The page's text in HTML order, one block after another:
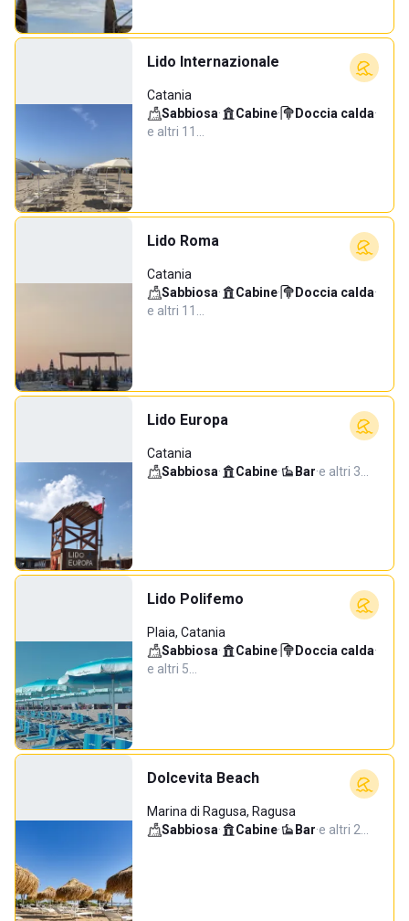
Lido Internazionale
Catania
Sabbiosa· Cabine· Doccia calda·
e altri 11…
Lido Roma
Catania
Sabbiosa· Cabine· Doccia calda·
e altri 11…
Lido Europa
Catania
Sabbiosa· Cabine· Bar·e altri 3…
Lido Polifemo
Plaia, Catania
Sabbiosa· Cabine· Doccia calda·
e altri 5…
Dolcevita Beach
Marina di Ragusa, Ragusa
Sabbiosa· Cabine· Bar·e altri 2…